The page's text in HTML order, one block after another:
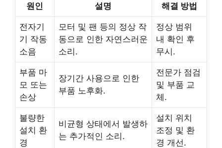
원인 설명 해결 방법
전자기
기 작동
소음
모터 및 팬 등의 정상 작
동으로 인한 자연스러운
소리.
정상 범위
내 확인 후
무시.
부품 마
모 또는
손상
장기간 사용으로 인한
부품 노후화.
전문가 점검
및 부품 교
체.
불량한
설치 환
경
비균형 상태에서 발생하
는 추가적인 소리.
설치 위치
조정 및 환
경 개선.